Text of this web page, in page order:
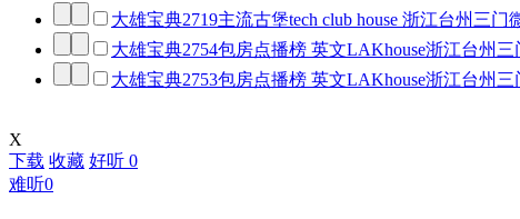
大雄宝典2719主流古堡tech club house 浙江台州三
大雄宝典2754包房点播榜 英文LAKhouse浙江台州
大雄宝典2753包房点播榜 英文LAKhouse浙江台州
X
下载 收藏 好听 0
难听0